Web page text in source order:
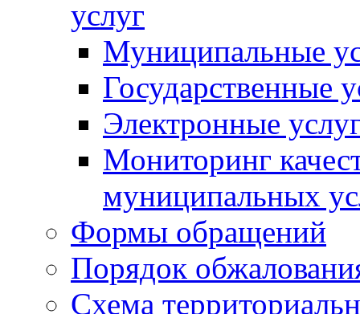
услуг
Муниципальные
Государственные
Электронные
Мониторинг
муниципальных
Формы обращений
Порядок
Схема